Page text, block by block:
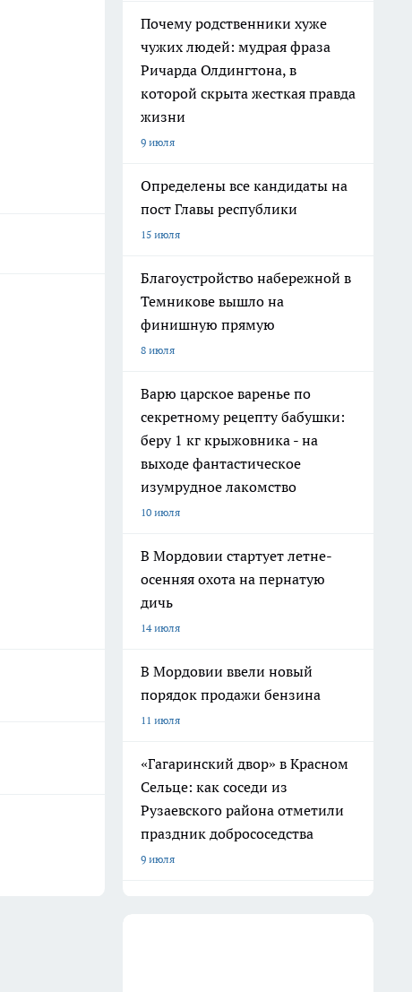
Почему родственники хуже
чужих людей: мудрая фраза
Ричарда Олдингтона, в
которой скрыта жесткая правда
жизни
9 июля
Определены все кандидаты на
пост Главы республики
15 июля
Благоустройство набережной в
Темникове вышло на
финишную прямую
8 июля
Варю царское варенье по
секретному рецепту бабушки:
беру 1 кг крыжовника - на
выходе фантастическое
изумрудное лакомство
10 июля
В Мордовии стартует летне-
осенняя охота на пернатую
дичь
14 июля
В Мордовии ввели новый
порядок продажи бензина
11 июля
«Гагаринский двор» в Красном
Сельце: как соседи из
Рузаевского района отметили
праздник добрососедства
9 июля